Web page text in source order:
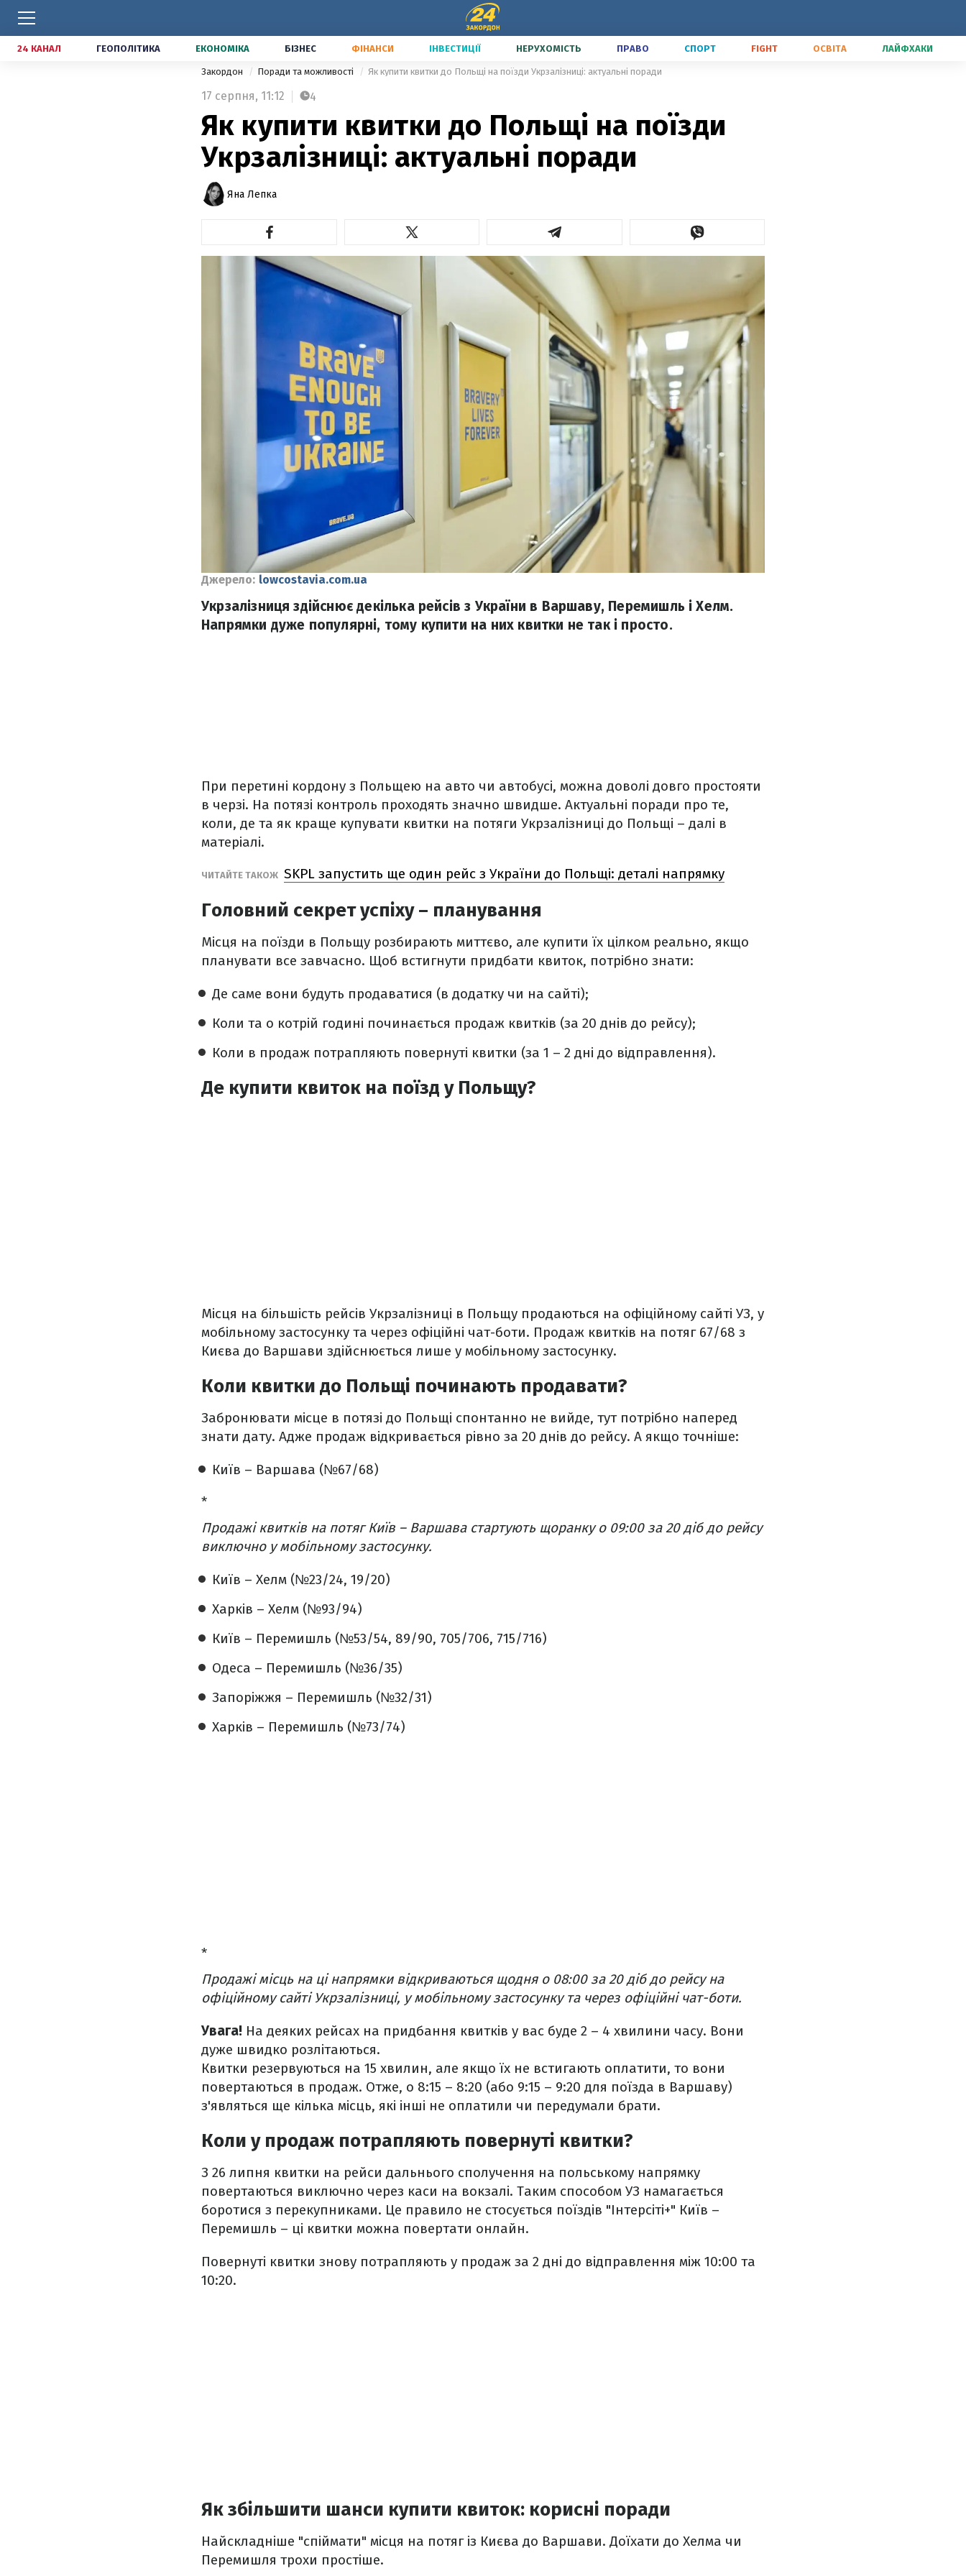
24 КАНАЛ ГЕОПОЛІТИКА ЕКОНОМІКА БІЗНЕС ФІНАНСИ ІНВЕСТИЦІЇ НЕРУХОМІСТЬ ПРАВО СПОРТ FIGHT ОСВІТА ЛАЙФХАКИ
Закордон Поради та можливості Як купити квитки до Польщі на поїзди Укрзалізниці: актуальні поради
17 серпня, 11:12 4
Як купити квитки до Польщі на поїзди
Укрзалізниці: актуальні поради
Яна Лепка
Джерело: lowcostavia.com.ua
Укрзалізниця здійснює декілька рейсів з України в Варшаву, Перемишль і Хелм.
Напрямки дуже популярні, тому купити на них квитки не так і просто.
При перетині кордону з Польщею на авто чи автобусі, можна доволі довго простояти
в черзі. На потязі контроль проходять значно швидше. Актуальні поради про те,
коли, де та як краще купувати квитки на потяги Укрзалізниці до Польщі – далі в
матеріалі.
ЧИТАЙТЕ ТАКОЖ SKPL запустить ще один рейс з України до Польщі: деталі напрямку
Головний секрет успіху – планування
Місця на поїзди в Польщу розбирають миттєво, але купити їх цілком реально, якщо
планувати все завчасно. Щоб встигнути придбати квиток, потрібно знати:
Де саме вони будуть продаватися (в додатку чи на сайті);
Коли та о котрій годині починається продаж квитків (за 20 днів до рейсу);
Коли в продаж потрапляють повернуті квитки (за 1 – 2 дні до відправлення).
Де купити квиток на поїзд у Польщу?
Місця на більшість рейсів Укрзалізниці в Польщу продаються на офіційному сайті УЗ, у
мобільному застосунку та через офіційні чат-боти. Продаж квитків на потяг 67/68 з
Києва до Варшави здійснюється лише у мобільному застосунку.
Коли квитки до Польщі починають продавати?
Забронювати місце в потязі до Польщі спонтанно не вийде, тут потрібно наперед
знати дату. Адже продаж відкривається рівно за 20 днів до рейсу. А якщо точніше:
Київ – Варшава (№67/68)
*
Продажі квитків на потяг Київ – Варшава стартують щоранку о 09:00 за 20 діб до рейсу
виключно у мобільному застосунку.
Київ – Хелм (№23/24, 19/20)
Харків – Хелм (№93/94)
Київ – Перемишль (№53/54, 89/90, 705/706, 715/716)
Одеса – Перемишль (№36/35)
Запоріжжя – Перемишль (№32/31)
Харків – Перемишль (№73/74)
*
Продажі місць на ці напрямки відкриваються щодня о 08:00 за 20 діб до рейсу на
офіційному сайті Укрзалізниці, у мобільному застосунку та через офіційні чат-боти.
Увага! На деяких рейсах на придбання квитків у вас буде 2 – 4 хвилини часу. Вони
дуже швидко розлітаються.
Квитки резервуються на 15 хвилин, але якщо їх не встигають оплатити, то вони
повертаються в продаж. Отже, о 8:15 – 8:20 (або 9:15 – 9:20 для поїзда в Варшаву)
з'являться ще кілька місць, які інші не оплатили чи передумали брати.
Коли у продаж потрапляють повернуті квитки?
З 26 липня квитки на рейси дальнього сполучення на польському напрямку
повертаються виключно через каси на вокзалі. Таким способом УЗ намагається
боротися з перекупниками. Це правило не стосується поїздів "‎Інтерсіті+" Київ –
Перемишль – ці квитки можна повертати онлайн.
Повернуті квитки знову потрапляють у продаж за 2 дні до відправлення між 10:00 та
10:20.
Як збільшити шанси купити квиток: корисні поради
Найскладніше "‎спіймати" місця на потяг із Києва до Варшави. Доїхати до Хелма чи
Перемишля трохи простіше.